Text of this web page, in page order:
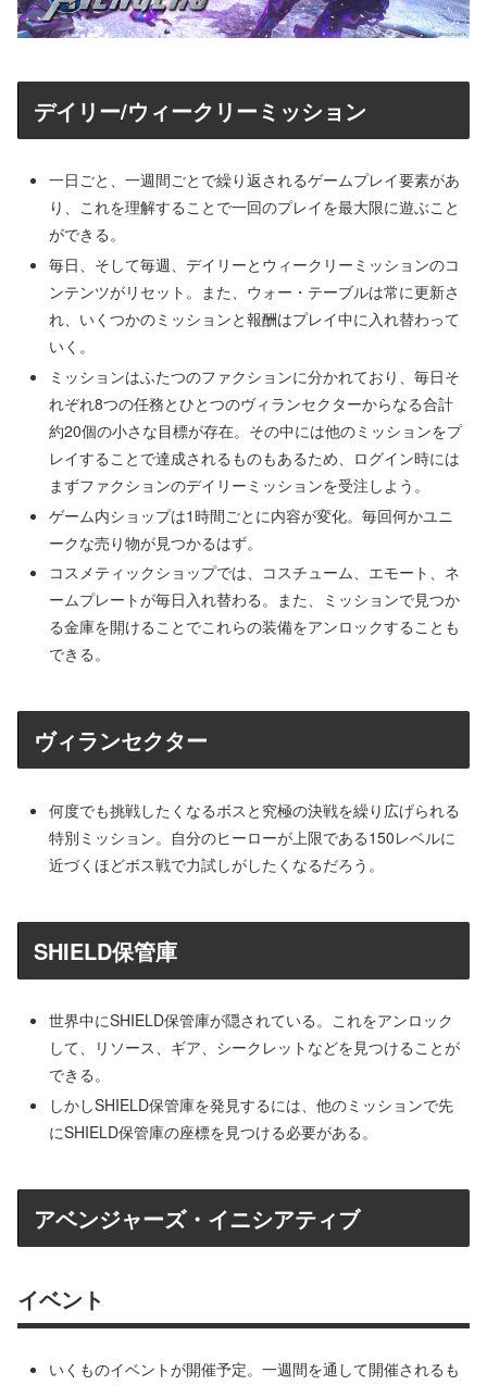
デイリー/ウィークリーミッション
一日ごと、一週間ごとで繰り返されるゲームプレイ要素があ
り、これを理解することで一回のプレイを最大限に遊ぶこと
ができる。
毎日、そして毎週、デイリーとウィークリーミッションのコ
ンテンツがリセット。また、ウォー・テーブルは常に更新さ
れ、いくつかのミッションと報酬はプレイ中に入れ替わって
いく。
ミッションはふたつのファクションに分かれており、毎日そ
れぞれ8つの任務とひとつのヴィランセクターからなる合計
約20個の小さな目標が存在。その中には他のミッションをプ
レイすることで達成されるものもあるため、ログイン時には
まずファクションのデイリーミッションを受注しよう。
ゲーム内ショップは1時間ごとに内容が変化。毎回何かユニ
ークな売り物が見つかるはず。
コスメティックショップでは、コスチューム、エモート、ネ
ームプレートが毎日入れ替わる。また、ミッションで見つか
る金庫を開けることでこれらの装備をアンロックすることも
できる。
ヴィランセクター
何度でも挑戦したくなるボスと究極の決戦を繰り広げられる
特別ミッション。自分のヒーローが上限である150レベルに
近づくほどボス戦で力試しがしたくなるだろう。
SHIELD保管庫
世界中にSHIELD保管庫が隠されている。これをアンロック
して、リソース、ギア、シークレットなどを見つけることが
できる。
しかしSHIELD保管庫を発見するには、他のミッションで先
にSHIELD保管庫の座標を見つける必要がある。
アベンジャーズ・イニシアティブ
イベント
いくものイベントが開催予定。一週間を通して開催されるも